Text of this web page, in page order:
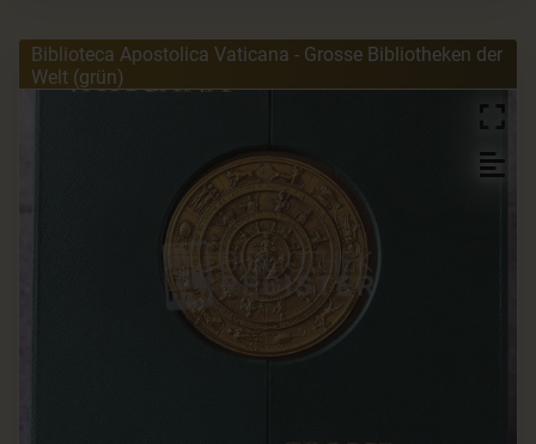
Biblioteca Apostolica Vaticana - Grosse Bibliotheken der
Welt (grün)